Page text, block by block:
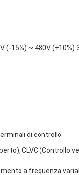
(-15%) ~ 480V (+10%)
di controllo
CLVC (Controllo
a frequenza